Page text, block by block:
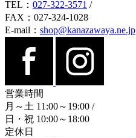
TEL： 027-322-3571 /
FAX：027-324-1028
E-mail： shop@kanazawaya.ne.jp
営業時間
月～土 11:00～19:00 /
日・祝 10:00～18:00
定休日